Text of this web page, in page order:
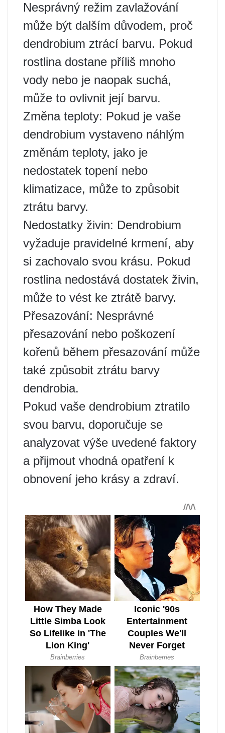
Nesprávný režim zavlažování
může být dalším důvodem, proč
dendrobium ztrácí barvu. Pokud
rostlina dostane příliš mnoho
vody nebo je naopak suchá,
může to ovlivnit její barvu.
Změna teploty: Pokud je vaše
dendrobium vystaveno náhlým
změnám teploty, jako je
nedostatek topení nebo
klimatizace, může to způsobit
ztrátu barvy.
Nedostatky živin: Dendrobium
vyžaduje pravidelné krmení, aby
si zachovalo svou krásu. Pokud
rostlina nedostává dostatek živin,
může to vést ke ztrátě barvy.
Přesazování: Nesprávné
přesazování nebo poškození
kořenů během přesazování může
také způsobit ztrátu barvy
dendrobia.
Pokud vaše dendrobium ztratilo
svou barvu, doporučuje se
analyzovat výše uvedené faktory
a přijmout vhodná opatření k
obnovení jeho krásy a zdraví.